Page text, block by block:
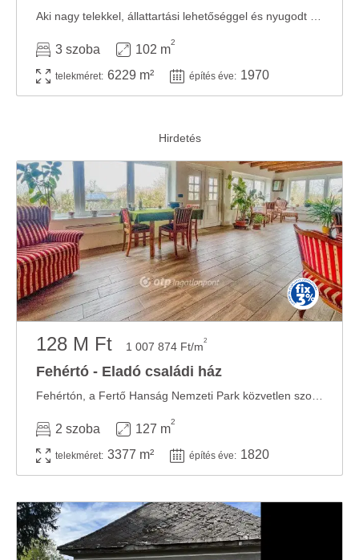
3 szoba 102 m
2
telekméret: 6229 m² építés éve: 1970
128 M Ft 1 007 874 Ft/m2
Fehértó - Eladó családi ház
2 szoba 127 m
2
telekméret: 3377 m² építés éve: 1820